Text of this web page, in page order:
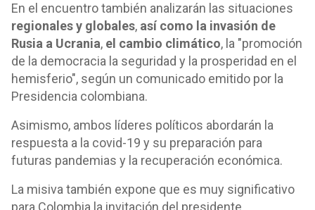
En el encuentro también analizarán las situaciones
regionales y globales, así como la invasión de
Rusia a Ucrania, el cambio climático, la "promoción
de la democracia la seguridad y la prosperidad en el
hemisferio", según un comunicado emitido por la
Presidencia colombiana.
Asimismo, ambos líderes políticos abordarán la
respuesta a la covid-19 y su preparación para
futuras pandemias y la recuperación económica.
La misiva también expone que es muy significativo
para Colombia la invitación del presidente